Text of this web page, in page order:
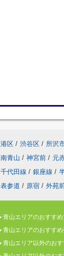
港区 / 渋谷区 / 所沢
南青山 / 神宮前 / 元
千代田線 / 銀座線 /
表参道 / 原宿 / 外苑
青山エリアのおすす
青山エリアのおすす
青山エリア以外のお